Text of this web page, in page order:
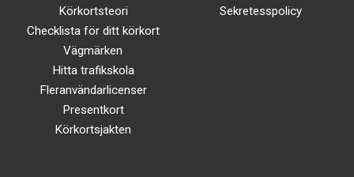
Körkortsteori
Checklista för ditt körkort
Vägmärken
Hitta trafikskola
Fleranvändarlicenser
Presentkort
Körkortsjakten
Sekretesspolicy